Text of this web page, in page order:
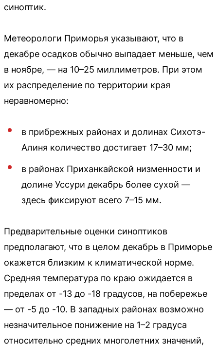
синоптик.
Метеорологи Приморья указывают, что в
декабре осадков обычно выпадает меньше, чем
в ноябре, — на 10–25 миллиметров. При этом
их распределение по территории края
неравномерно:
в прибрежных районах и долинах Сихотэ-
Алиня количество достигает 17–30 мм;
в районах Приханкайской низменности и
долине Уссури декабрь более сухой —
здесь фиксируют всего 7–15 мм.
Предварительные оценки синоптиков
предполагают, что в целом декабрь в Приморье
окажется близким к климатической норме.
Средняя температура по краю ожидается в
пределах от -13 до -18 градусов, на побережье
— от -5 до -10. В западных районах возможно
незначительное понижение на 1–2 градуса
относительно средних многолетних значений,